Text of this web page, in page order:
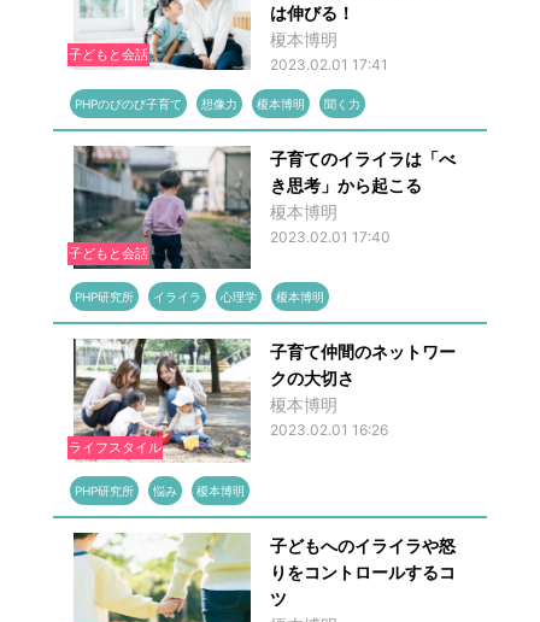
子どもと会話
は伸びる！
榎本博明
2023.02.01 17:41
PHPのびのび子育て 想像力 榎本博明 聞く力
子どもと会話
子育てのイライラは「べ
き思考」から起こる
榎本博明
2023.02.01 17:40
PHP研究所 イライラ 心理学 榎本博明
ライフスタイル
子育て仲間のネットワー
クの大切さ
榎本博明
2023.02.01 16:26
PHP研究所 悩み 榎本博明
子どもへのイライラや怒
りをコントロールするコ
ツ